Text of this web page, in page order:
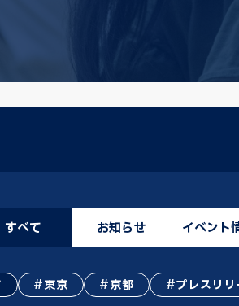
すべて お知らせ イベント
東京 京都 プレスリリ